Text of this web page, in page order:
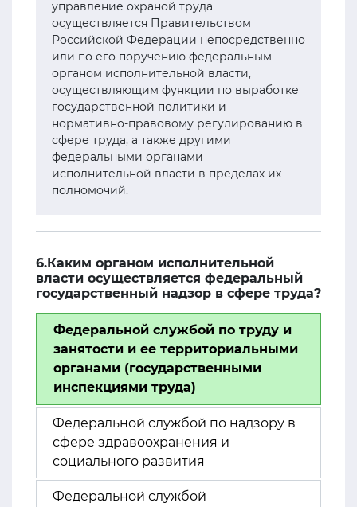
управление охраной труда
осуществляется Правительством
Российской Федерации непосредственно
или по его поручению федеральным
органом исполнительной власти,
осуществляющим функции по выработке
государственной политики и
нормативно-правовому регулированию в
сфере труда, а также другими
федеральными органами
исполнительной власти в пределах их
полномочий.
6.Каким органом исполнительной
власти осуществляется федеральный
государственный надзор в сфере труда?
Федеральной службой по труду и
занятости и ее территориальными
органами (государственными
инспекциями труда)
Федеральной службой по надзору в
сфере здравоохранения и
социального развития
Федеральной службой